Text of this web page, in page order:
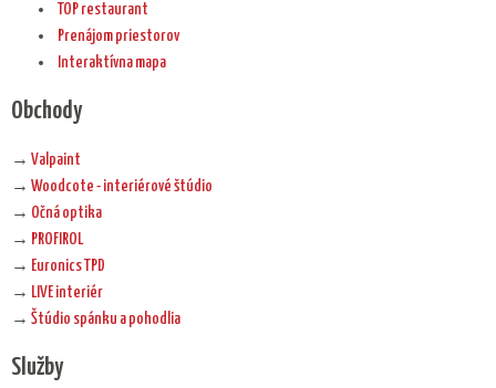
TOP restaurant
Prenájom priestorov
Interaktívna mapa
Obchody
→ Valpaint
→ Woodcote - interiérové štúdio
→ Očná optika
→ PROFIROL
→ Euronics TPD
→ LIVE interiér
→ Štúdio spánku a pohodlia
Služby